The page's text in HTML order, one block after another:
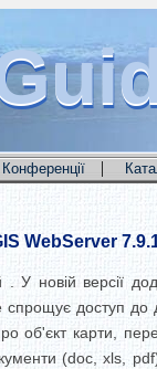
Конференції |
WebServer
новій версії
доступ до
об'єкт карти,
(doc, xls, pdf),